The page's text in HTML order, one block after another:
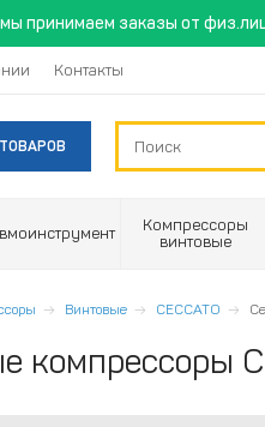
принимаем заказы от
Контакты
Компрессоры
винтовые
Винтовые CECCATO
компрессоры